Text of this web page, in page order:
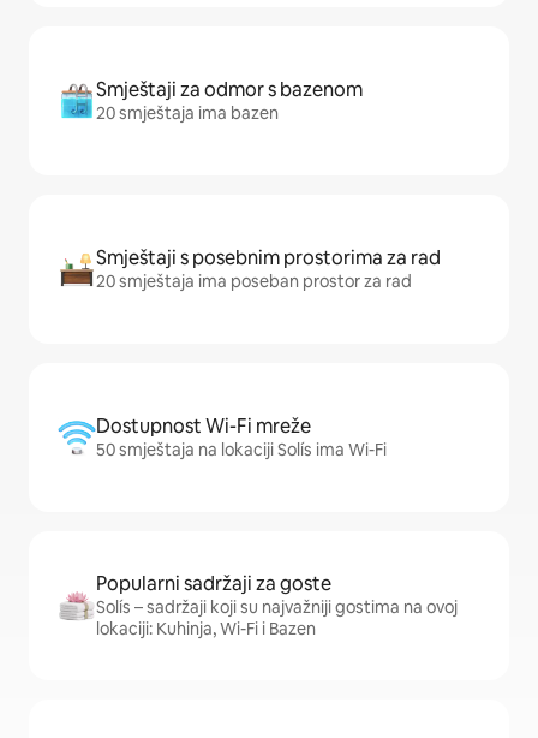
Smještaji za odmor s bazenom
20 smještaja ima bazen
Smještaji s posebnim prostorima za rad
20 smještaja ima poseban prostor za rad
Dostupnost Wi-Fi mreže
50 smještaja na lokaciji Solís ima Wi-Fi
Popularni sadržaji za goste
Solís – sadržaji koji su najvažniji gostima na ovoj
lokaciji: Kuhinja, Wi-Fi i Bazen